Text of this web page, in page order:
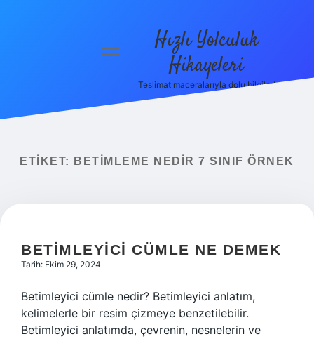
menüyü
Hızlı Yolculuk
Hikayeleri
Teslimat maceralarıyla dolu bilgiler!
ETIKET: BETIMLEME NEDIR 7 SINIF ÖRNEK
BETIMLEYICI CÜMLE NE DEMEK
Tarih: Ekim 29, 2024
Betimleyici cümle nedir? Betimleyici anlatım,
kelimelerle bir resim çizmeye benzetilebilir.
Betimleyici anlatımda, çevrenin, nesnelerin ve